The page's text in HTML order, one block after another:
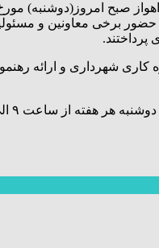
مورخ ۹ مهر ۱۴۰۳ برگزار
برخی معاونین و
شهرداری و ارائه